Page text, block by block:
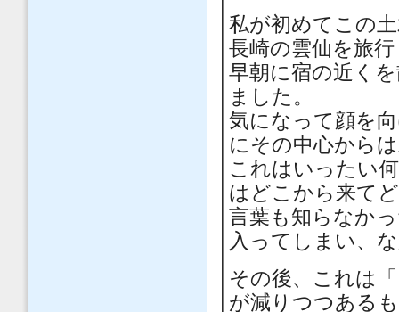
私が初めてこの
長崎の雲仙を旅
早朝に宿の近く
ました。
気になって顔を
にその中心から
これはいったい
はどこから来て
言葉も知らなか
入ってしまい、
その後、これは
が減りつつある